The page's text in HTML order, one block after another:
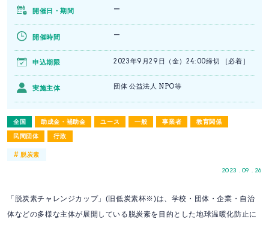
全国 助成金・補助金 ユース 一般 事業者
教育関係
民間団体
行政
2023 . 09 . 26
開催日・期間 ー
開催時間 ー
申込期限 2023年9月29日（金）24:00締切 ［必着］
実施主体 団体 公益法人 NPO等
#脱炭素
「脱炭素チャレンジカップ」(旧低炭素杯※)は、学校・団体・企業・自治
体などの多様な主体が展開している脱炭素を目的とした地球温暖化防止に